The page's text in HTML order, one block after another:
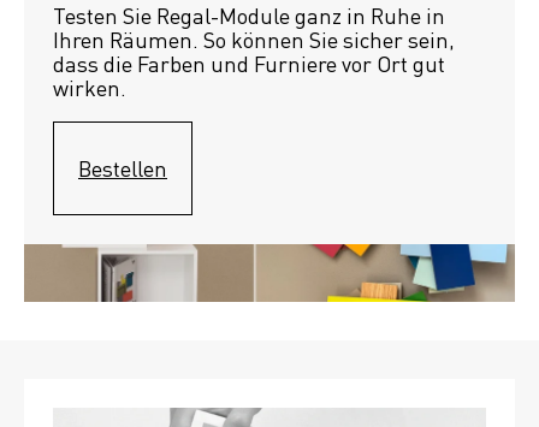
Testen Sie Regal-Module ganz in Ruhe in
Ihren Räumen. So können Sie sicher sein,
dass die Farben und Furniere vor Ort gut
wirken.
Bestellen